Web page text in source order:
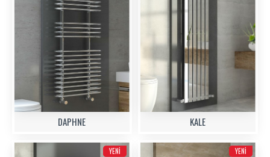
DAPHNE KALE
YENI YENI